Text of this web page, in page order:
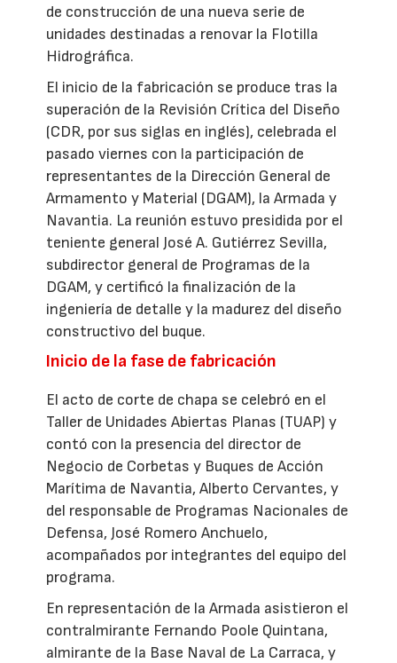
de construcción de una nueva serie de
unidades destinadas a renovar la Flotilla
Hidrográfica.
El inicio de la fabricación se produce tras la
superación de la Revisión Crítica del Diseño
(CDR, por sus siglas en inglés), celebrada el
pasado viernes con la participación de
representantes de la Dirección General de
Armamento y Material (DGAM), la Armada y
Navantia. La reunión estuvo presidida por el
teniente general José A. Gutiérrez Sevilla,
subdirector general de Programas de la
DGAM, y certificó la finalización de la
ingeniería de detalle y la madurez del diseño
constructivo del buque.
Inicio de la fase de fabricación
El acto de corte de chapa se celebró en el
Taller de Unidades Abiertas Planas (TUAP) y
contó con la presencia del director de
Negocio de Corbetas y Buques de Acción
Marítima de Navantia, Alberto Cervantes, y
del responsable de Programas Nacionales de
Defensa, José Romero Anchuelo,
acompañados por integrantes del equipo del
programa.
En representación de la Armada asistieron el
contralmirante Fernando Poole Quintana,
almirante de la Base Naval de La Carraca, y